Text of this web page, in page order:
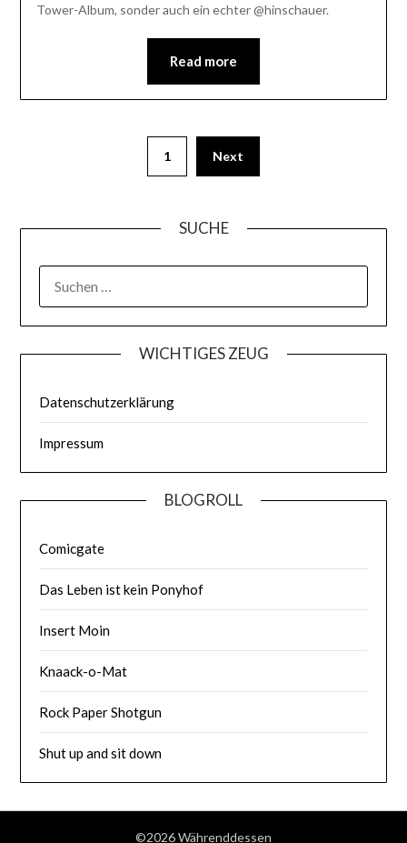
Tower-Album, sonder auch ein echter @hinschauer.
Read more
1 Next
SUCHE
WICHTIGES ZEUG
Datenschutzerklärung
Impressum
BLOGROLL
Comicgate
Das Leben ist kein Ponyhof
Insert Moin
Knaack-o-Mat
Rock Paper Shotgun
Shut up and sit down
©2026 Währenddessen